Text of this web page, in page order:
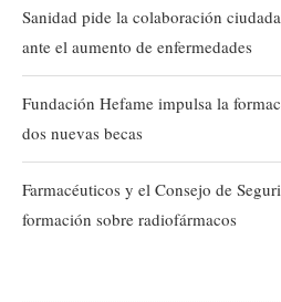
Sanidad pide la colaboración
ante el aumento de enfermedades
Fundación Hefame impulsa la
dos nuevas becas
Farmacéuticos y el Consejo de
formación sobre radiofármacos